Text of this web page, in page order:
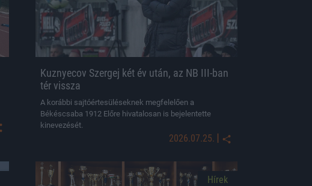
Kuznyecov Szergej két év után, az NB III-ban
tér vissza
A korábbi sajtóértesüléseknek megfelelően a
Békéscsaba 1912 Előre hivatalosan is bejelentette
kinevezését.
2026.07.25. |
Hírek